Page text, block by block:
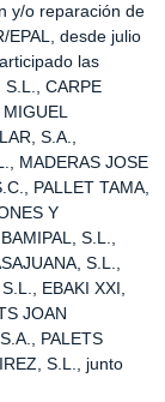
y/o reparación de
EPAL, desde julio
las
S.L., CARPE
S.A.,
MADERAS JOSE
PALLET TAMA,
Y
S.L.,
S.L.,
EBAKI XXI,
JOAN
PALETS
S.L., junto